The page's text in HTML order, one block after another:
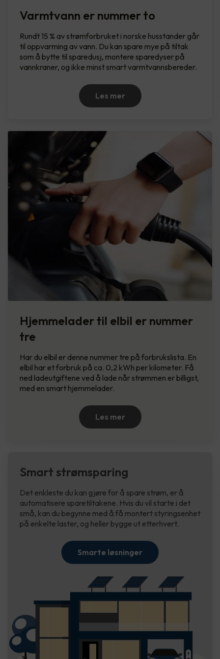
Varmtvann er nummer to
Rundt 15 % av strømforbruket i norske husstander går
til oppvarming av vann. Du kan spare mye på tiltak
som å bytte til sparedusj, montere sparedyser på
vannkraner, og ikke minst smart varmtvannsbereder.
Les mer
Hjemmelader til elbil er nummer
tre
Har du elbil er denne nummer tre på forbrukslista. En
elbil har et forbruk på ca. 0,2 kWh per kilometer. Få
ned ladeutgiftene ved å lade når strømmen er billigst,
med en smart hjemmelader.
Les mer
Smart strømsparing
Det enkleste du kan gjøre for å spare strøm, er å
automatisere sparetiltakene. Hvis du vil starte i det
små, kan du begynne med å få montert styringsenhet
på enkelte laster, og heller bygge ut etterhvert.
Smarte løsninger